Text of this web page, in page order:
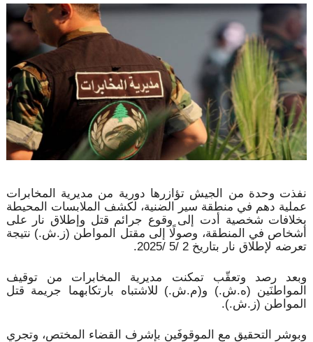
نفذت وحدة من الجيش تؤازرها دورية من مديرية المخابرات
عملية دهم في منطقة سير الضنية، لكشف الملابسات المحيطة
بخلافات شخصية أدت إلى وقوع جرائم قتل وإطلاق نار على
أشخاص في المنطقة، وصولًا إلى مقتل المواطن (ز.ش.) نتيجة
تعرضه لإطلاق نار بتاريخ 2 /5 /2025.
وبعد رصد وتعقّب تمكنت مديرية المخابرات من توقيف
المواطنَين (ه.ش.) و(م.ش.) للاشتباه بارتكابهما جريمة قتل
المواطن (ز.ش.).
وبوشر التحقيق مع الموقوفَين بإشرف القضاء المختص، وتجري